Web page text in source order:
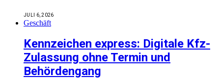
JULI 6, 2026
Geschäft
Kennzeichen express: Digitale Kfz-
Zulassung ohne Termin und
Behördengang